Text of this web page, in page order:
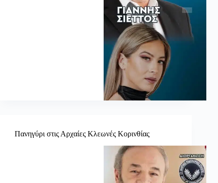
Πανηγύρι στις Αρχαίες Κλεωνές Κορινθίας